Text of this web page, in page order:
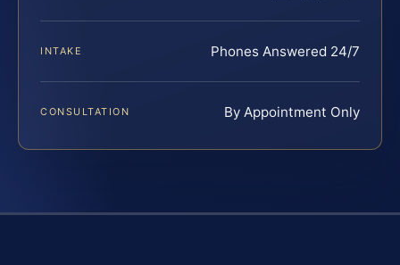
INTAKE Phones Answered 24/7
CONSULTATION By Appointment Only